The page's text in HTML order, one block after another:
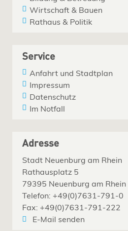
Wirtschaft & Bauen
Rathaus & Politik
Service
Anfahrt und Stadtplan
Impressum
Datenschutz
Im Notfall
Adresse
Stadt Neuenburg am Rhein
Rathausplatz 5
79395 Neuenburg am Rhein
Telefon: +49(0)7631-791-0
Fax: +49(0)7631-791-222
E-Mail senden